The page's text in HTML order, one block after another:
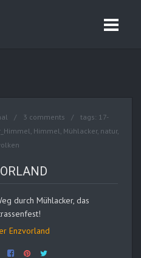
3 comments tags: 17-
, Himmel, Mühlacker, natur,
durch Mühlacker, das